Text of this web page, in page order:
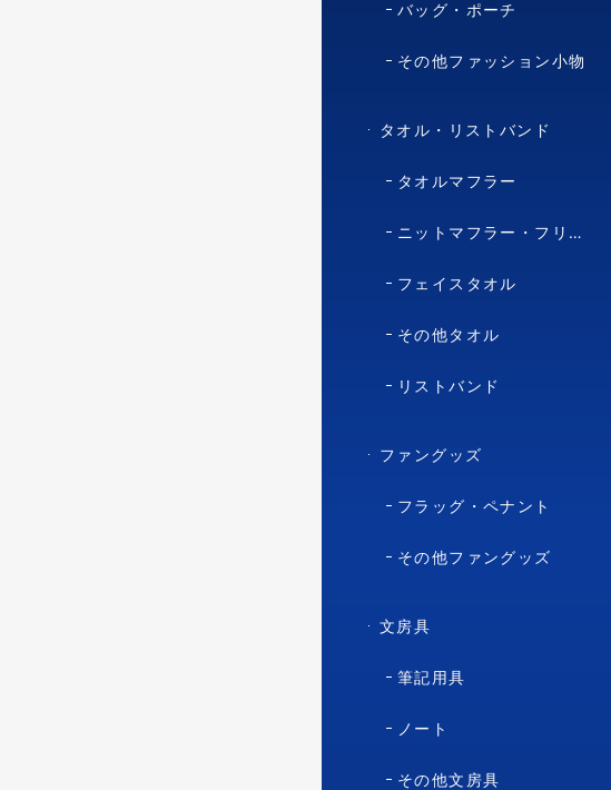
バッグ・ポーチ
その他ファッション小物
タオル・リストバンド
タオルマフラー
ニットマフラー・フリースマフラー
フェイスタオル
その他タオル
リストバンド
ファングッズ
フラッグ・ペナント
その他ファングッズ
文房具
筆記用具
ノート
その他文房具